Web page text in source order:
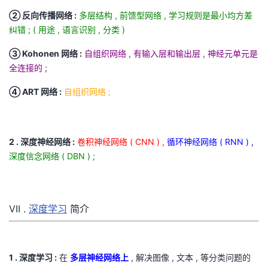
② 反向传播网络 : 多层结构 , 前馈型网络 , 学习规则是最小均方差
纠错 ; ( 用途 , 语言识别 , 分类 )
③ Kohonen 网络 : 自组织网络 , 有输入层和输出层 , 神经元单元是
全连接的 ;
④ ART 网络 : 自组织网络 ;
2 . 深度神经网络 : 卷积神经网络 ( CNN ) , 循环神经网络 ( RNN ) ,
深度信念网络 ( DBN ) ;
VII . 深度学习 简介
1 . 深度学习 : 在 多层神经网络上 , 解决图像 , 文本 , 等分类问题的